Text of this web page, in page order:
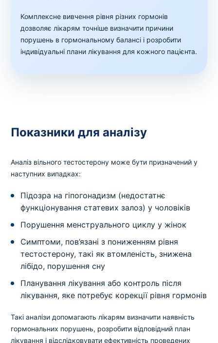
Комплексне вивчення рівня різних гормонів
дозволяє лікарям точніше визначити причини
порушень в гормональному балансі і розробити
індивідуальні плани лікування для кожного пацієнта.
Показники для аналізу
Аналіз вільного тестостерону може бути призначений у
наступних випадках:
Підозра на гіпогонадизм (недостатнє
функціонування статевих залоз) у чоловіків
Порушення менструального циклу у жінок
Симптоми, пов’язані з пониженням рівня
тестостерону, такі як втомленість, знижена
лібідо, порушення сну
Планування лікування або контроль після
лікування, яке потребує корекції рівня гормонів
Такі аналізи допомагають лікарям визначити наявність
гормональних порушень, розробити відповідний план
лікування і відслідковувати ефективність проведених